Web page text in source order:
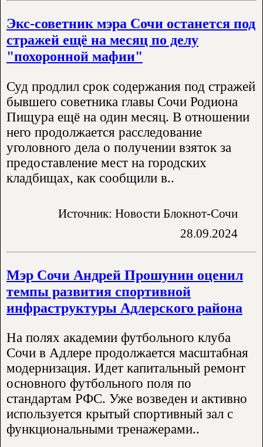
Экс-советник мэра Сочи останется под
стражей ещё на месяц по делу
"похоронной мафии"
Суд продлил срок содержания под стражей
бывшего советника главы Сочи Родиона
Пищура ещё на один месяц. В отношении
него продолжается расследование
уголовного дела о получении взяток за
предоставление мест на городских
кладбищах, как сообщили в..
Источник: Новости Блокнот-Сочи
28.09.2024
Мэр Сочи Андрей Прошунин оценил
темпы развития спортивной
инфраструктуры Адлерского района
На полях академии футбольного клуба
Сочи в Адлере продолжается масштабная
модернизация. Идет капитальный ремонт
основного футбольного поля по
стандартам РФС. Уже возведен и активно
используется крытый спортивный зал с
функциональными тренажерами..